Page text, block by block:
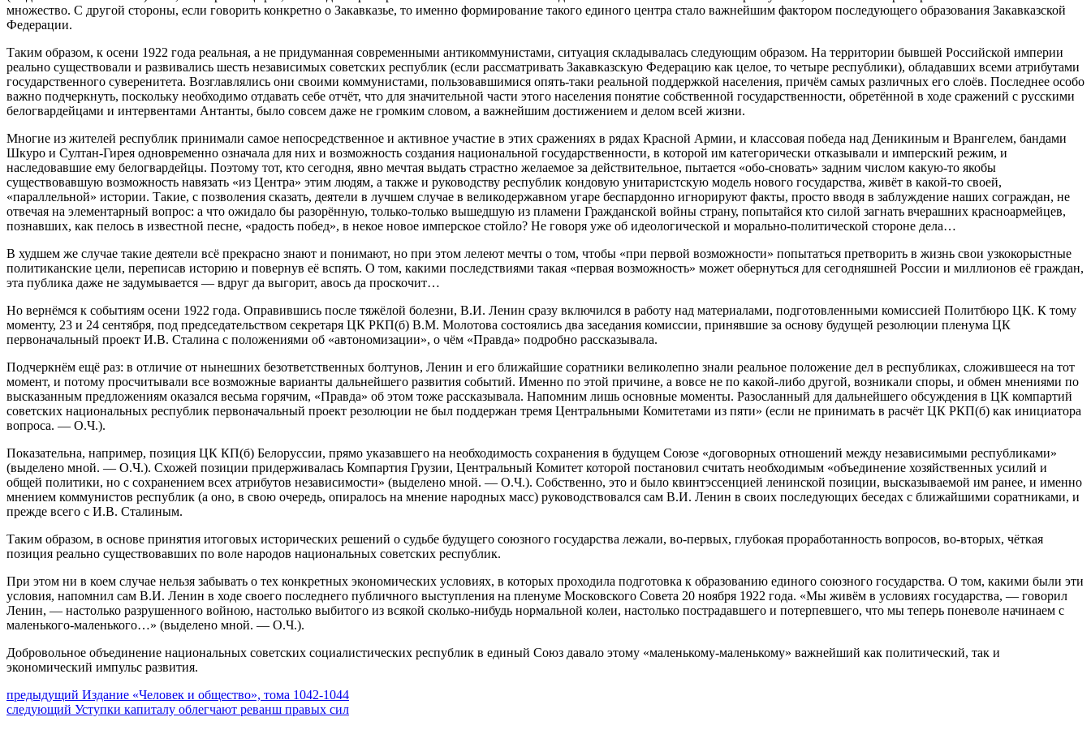
множество. С другой стороны, если говорить конкретно о Закавказье, то именно формирование такого единого центра стало важнейшим фактором последующего образования Закавказской
Федерации.
Таким образом, к осени 1922 года реальная, а не придуманная современными антикоммунистами, ситуация складывалась следующим образом. На территории бывшей Российской империи
реально существовали и развивались шесть независимых советских республик (если рассматривать Закавказскую Федерацию как целое, то четыре республики), обладавших всеми атрибутами
государственного суверенитета. Возглавлялись они своими коммунистами, пользовавшимися опять-таки реальной поддержкой населения, причём самых различных его слоёв. Последнее особо
важно подчеркнуть, поскольку необходимо отдавать себе отчёт, что для значительной части этого населения понятие собственной государственности, обретённой в ходе сражений с русскими
белогвардейцами и интервентами Антанты, было совсем даже не громким словом, а важнейшим достижением и делом всей жизни.
Многие из жителей республик принимали самое непосредственное и активное участие в этих сражениях в рядах Красной Армии, и классовая победа над Деникиным и Врангелем, бандами
Шкуро и Султан-Гирея одновременно означала для них и возможность создания национальной государственности, в которой им категорически отказывали и имперский режим, и
наследовавшие ему белогвардейцы. Поэтому тот, кто сегодня, явно мечтая выдать страстно желаемое за действительное, пытается «обо-сновать» задним числом какую-то якобы
существовавшую возможность навязать «из Центра» этим людям, а также и руководству республик кондовую унитаристскую модель нового государства, живёт в какой-то своей,
«параллельной» истории. Такие, с позволения сказать, деятели в лучшем случае в великодержавном угаре беспардонно игнорируют факты, просто вводя в заблуждение наших сограждан, не
отвечая на элементарный вопрос: а что ожидало бы разорённую, только-только вышедшую из пламени Гражданской войны страну, попытайся кто силой загнать вчерашних красноармейцев,
познавших, как пелось в известной песне, «радость побед», в некое новое имперское стойло? Не говоря уже об идеологической и морально-политической стороне дела…
В худшем же случае такие деятели всё прекрасно знают и понимают, но при этом лелеют мечты о том, чтобы «при первой возможности» попытаться претворить в жизнь свои узкокорыстные
политиканские цели, переписав историю и повернув её вспять. О том, какими последствиями такая «первая возможность» может обернуться для сегодняшней России и миллионов её граждан,
эта публика даже не задумывается — вдруг да выгорит, авось да проскочит…
Но вернёмся к событиям осени 1922 года. Оправившись после тяжёлой болезни, В.И. Ленин сразу включился в работу над материалами, подготовленными комиссией Политбюро ЦК. К тому
моменту, 23 и 24 сентября, под председательством секретаря ЦК РКП(б) В.М. Молотова состоялись два заседания комиссии, принявшие за основу будущей резолюции пленума ЦК
первоначальный проект И.В. Сталина с положениями об «автономизации», о чём «Правда» подробно рассказывала.
Подчеркнём ещё раз: в отличие от нынешних безответственных болтунов, Ленин и его ближайшие соратники великолепно знали реальное положение дел в республиках, сложившееся на тот
момент, и потому просчитывали все возможные варианты дальнейшего развития событий. Именно по этой причине, а вовсе не по какой-либо другой, возникали споры, и обмен мнениями по
высказанным предложениям оказался весьма горячим, «Правда» об этом тоже рассказывала. Напомним лишь основные моменты. Разосланный для дальнейшего обсуждения в ЦК компартий
советских национальных республик первоначальный проект резолюции не был поддержан тремя Центральными Комитетами из пяти» (если не принимать в расчёт ЦК РКП(б) как инициатора
вопроса. — О.Ч.).
Показательна, например, позиция ЦК КП(б) Белоруссии, прямо указавшего на необходимость сохранения в будущем Союзе «договорных отношений между независимыми республиками»
(выделено мной. — О.Ч.). Схожей позиции придерживалась Компартия Грузии, Центральный Комитет которой постановил считать необходимым «объединение хозяйственных усилий и
общей политики, но с сохранением всех атрибутов независимости» (выделено мной. — О.Ч.). Собственно, это и было квинтэссенцией ленинской позиции, высказываемой им ранее, и именно
мнением коммунистов республик (а оно, в свою очередь, опиралось на мнение народных масс) руководствовался сам В.И. Ленин в своих последующих беседах с ближайшими соратниками, и
прежде всего с И.В. Сталиным.
Таким образом, в основе принятия итоговых исторических решений о судьбе будущего союзного государства лежали, во-первых, глубокая проработанность вопросов, во-вторых, чёткая
позиция реально существовавших по воле народов национальных советских республик.
При этом ни в коем случае нельзя забывать о тех конкретных экономических условиях, в которых проходила подготовка к образованию единого союзного государства. О том, какими были эти
условия, напомнил сам В.И. Ленин в ходе своего последнего публичного выступления на пленуме Московского Совета 20 ноября 1922 года. «Мы живём в условиях государства, — говорил
Ленин, — настолько разрушенного войною, настолько выбитого из всякой сколько-нибудь нормальной колеи, настолько пострадавшего и потерпевшего, что мы теперь поневоле начинаем с
маленького-маленького…» (выделено мной. — О.Ч.).
Добровольное объединение национальных советских социалистических республик в единый Союз давало этому «маленькому-маленькому» важнейший как политический, так и
экономический импульс развития.
Навигация
по
предыдущий Предыдущий
пост:
Издание «Человек и общество», тома 1042-1044
следующий Следующее
Уступки капиталу облегчают реванш правых сил